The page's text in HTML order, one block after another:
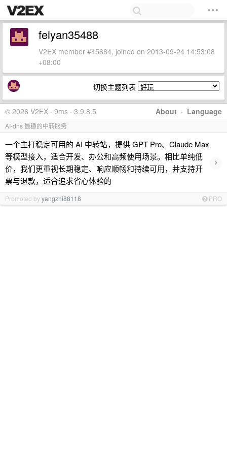
feiyan35488
V2EX member #45884, joined on 2013-09-24 14:53:08
+08:00
切换主题列表
About · Language
© 2026 V2EX · 9ms · 3.9.8.5
AI-dns 最稳的中转服务
一个主打稳定可用的 AI 中转站，提供 GPT Pro、Claude Max
等模型接入，适合开发、办公和高频使用场景。相比单纯低
价，我们更重视长期稳定、响应顺畅和持续可用，并支持开
票与退款，适合追求省心体验的
›
Promoted byyangzhi88118 PRO